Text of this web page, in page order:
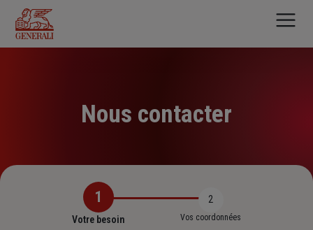
contenu
principal
Nous contacter
1
Votre besoin
2
Vos coordonnées